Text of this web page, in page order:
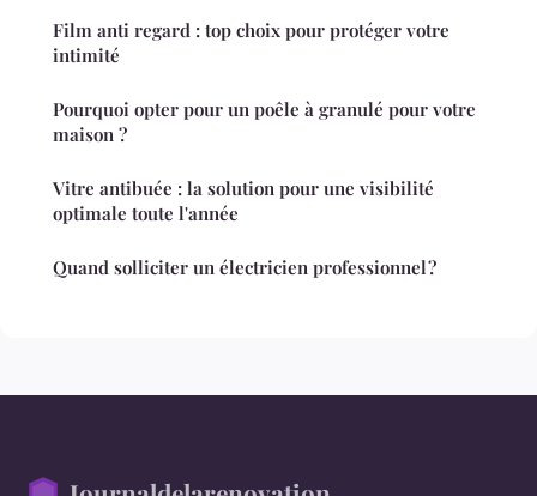
Film anti regard : top choix pour protéger votre
intimité
Pourquoi opter pour un poêle à granulé pour votre
maison ?
Vitre antibuée : la solution pour une visibilité
optimale toute l'année
Quand solliciter un électricien professionnel ?